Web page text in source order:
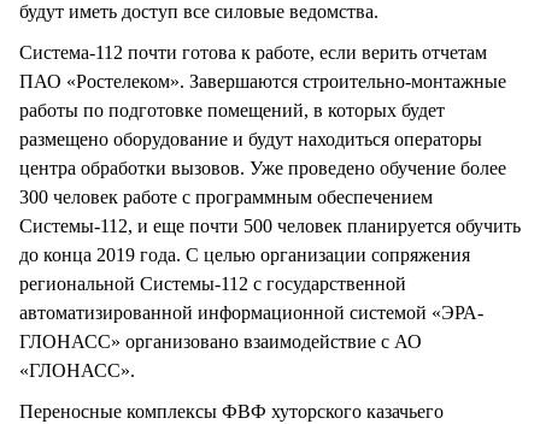
будут иметь доступ все силовые ведомства.
Система-112 почти готова к работе, если верить отчетам
ПАО «Ростелеком». Завершаются строительно-монтажные
работы по подготовке помещений, в которых будет
размещено оборудование и будут находиться операторы
центра обработки вызовов. Уже проведено обучение более
300 человек работе с программным обеспечением
Системы-112, и еще почти 500 человек планируется обучить
до конца 2019 года. С целью организации сопряжения
региональной Системы-112 с государственной
автоматизированной информационной системой «ЭРА-
ГЛОНАСС» организовано взаимодействие с АО
«ГЛОНАСС».
Переносные комплексы ФВФ хуторского казачьего